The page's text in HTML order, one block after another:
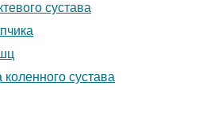
сустава
сустава